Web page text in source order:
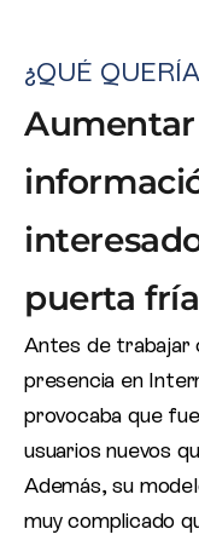
¿QUÉ
puerta fría
Antes de trabajar
presencia en
provocaba que
usuarios nuevos
Además, su
muy complicado